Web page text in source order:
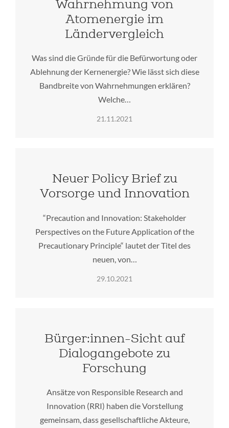
Wahrnehmung von
Atomenergie im
Ländervergleich
Was sind die Gründe für die Befürwortung oder
Ablehnung der Kernenergie? Wie lässt sich diese
Bandbreite von Wahrnehmungen erklären?
Welche…
21.11.2021
Neuer Policy Brief zu
Vorsorge und Innovation
“Precaution and Innovation: Stakeholder
Perspectives on the Future Application of the
Precautionary Principle“ lautet der Titel des
neuen, von…
29.10.2021
Bürger:innen-Sicht auf
Dialogangebote zu
Forschung
Ansätze von Responsible Research and
Innovation (RRI) haben die Vorstellung
gemeinsam, dass gesellschaftliche Akteure,